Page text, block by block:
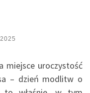
miejsce uroczystość
– dzień modlitw o